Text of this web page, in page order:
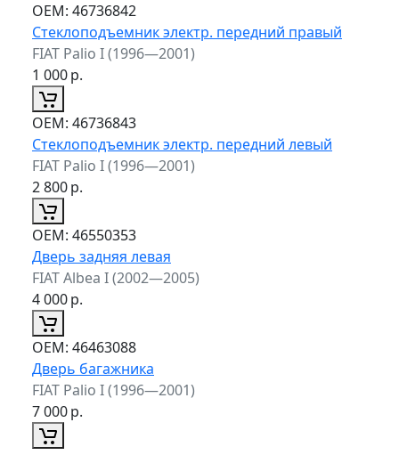
ОЕМ: 46736842
Стеклоподъемник электр. передний правый
FIAT Palio I (1996—2001)
1 000р.
ОЕМ: 46736843
Стеклоподъемник электр. передний левый
FIAT Palio I (1996—2001)
2 800р.
ОЕМ: 46550353
Дверь задняя левая
FIAT Albea I (2002—2005)
4 000р.
ОЕМ: 46463088
Дверь багажника
FIAT Palio I (1996—2001)
7 000р.